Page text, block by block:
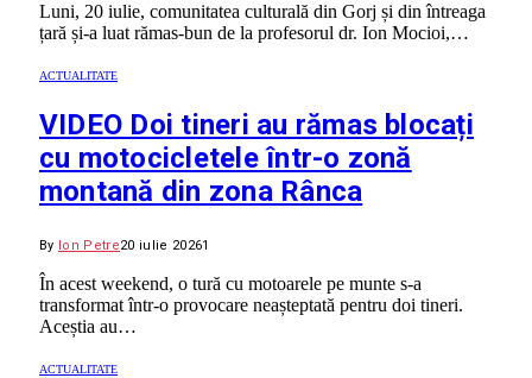
Luni, 20 iulie, comunitatea culturală din Gorj și din întreaga
țară și-a luat rămas-bun de la profesorul dr. Ion Mocioi,…
ACTUALITATE
VIDEO Doi tineri au rămas blocați
cu motocicletele într-o zonă
montană din zona Rânca
By Ion Petre20 iulie 20261
În acest weekend, o tură cu motoarele pe munte s-a
transformat într-o provocare neașteptată pentru doi tineri.
Aceștia au…
ACTUALITATE